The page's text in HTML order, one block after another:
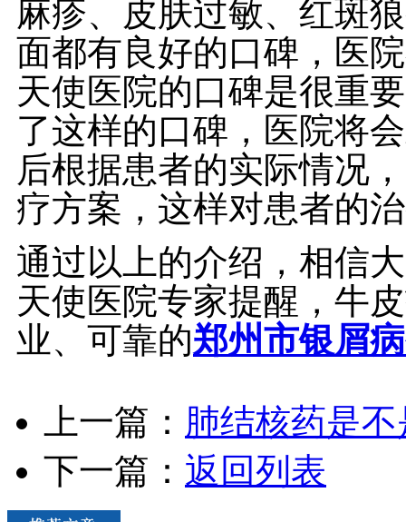
麻疹、皮肤过敏、红斑
面都有良好的口碑，医
天使医院的口碑是很重
了这样的口碑，医院将
后根据患者的实际情况
疗方案，这样对患者的
通过以上的介绍，相信
天使医院专家提醒，牛
业、可靠的郑州市银屑
上一篇： 肺结核药是
下一篇： 返回列表